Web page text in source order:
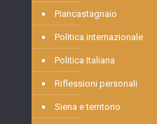
Piancastagnaio
Politica internazionale
Politica Italiana
Riflessioni personali
Siena e territorio